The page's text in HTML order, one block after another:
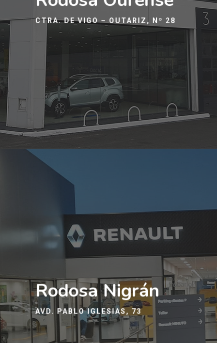
CTRA. DE VIGO – OUTARIZ, Nº 28
Rodosa Nigrán
AVD. PABLO IGLESIAS, 73